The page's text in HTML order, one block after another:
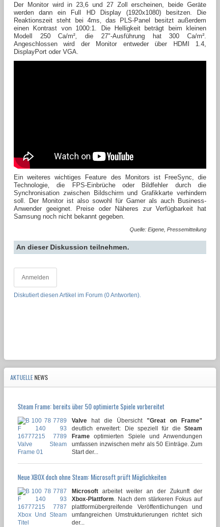
Der Monitor wird in 23,6 und 27 Zoll erscheinen, beide Geräte
werden dann ein Full HD Display (1920x1080) besitzen. Die
Reaktionszeit steht bei 4ms, das PLS-Panel besitzt außerdem
einen Kontrast von 1000:1. Die Helligkeit beträgt beim kleinen
Modell 250 Ca/m², die 27"-Ausführung hat 300 Ca/m².
Angeschlossen wird der Monitor entweder über HDMI 1.4,
DisplayPort oder VGA.
Ein weiteres wichtiges Feature des Monitors ist FreeSync, die
Technologie, die FPS-Einbrüche oder Bildfehler durch die
Synchronisation zwischen Bildschirm und Grafikkarte verhindern
soll. Der Monitor ist also sowohl für Gamer als auch Business-
Anwender geeignet. Preise oder Näheres zur Verfügbarkeit hat
Samsung noch nicht bekannt gegeben.
Quelle: Eigene, Pressemitteilung
An dieser Diskussion teilnehmen.
Anmelden
Diskutiert diesen Artikel im Forum (0 Antworten).
AKTUELLENEWS
Steam Frame: bereits über 50 optimierte Spiele vorbereitet
Valve hat die Übersicht "Great on Frame"
deutlich erweitert: Die speziell für die Steam
Frame optimierten Spiele und Anwendungen
umfassen inzwischen mehr als 50 Einträge. Zum
Start der...
Neue XBOX doch ohne Steam: Microsoft prüft Möglichkeiten
Microsoft arbeitet weiter an der Zukunft der
Xbox-Plattform. Nach dem stärkeren Fokus auf
plattformübergreifende Veröffentlichungen und
umfangreichen Umstrukturierungen richtet sich
der...